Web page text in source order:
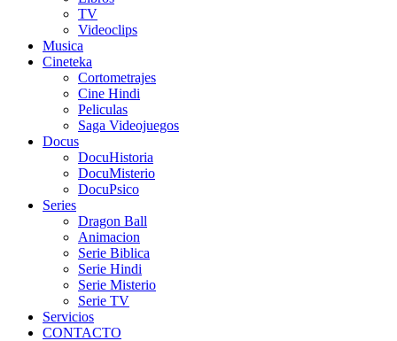
TV
Videoclips
Musica
Cineteka
Cortometrajes
Cine Hindi
Peliculas
Saga Videojuegos
Docus
DocuHistoria
DocuMisterio
DocuPsico
Series
Dragon Ball
Animacion
Serie Biblica
Serie Hindi
Serie Misterio
Serie TV
Servicios
CONTACTO